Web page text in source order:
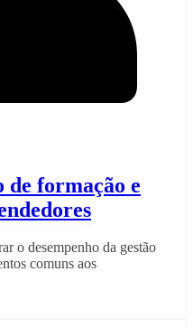
de formação e
o desempenho da gestão
comuns aos